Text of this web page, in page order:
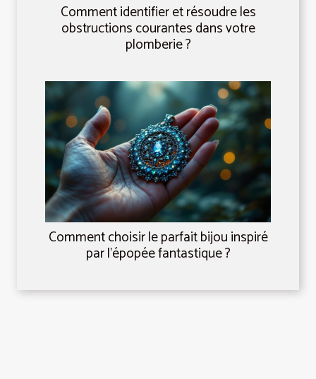
Comment identifier et résoudre les
obstructions courantes dans votre
plomberie ?
Comment choisir le parfait bijou inspiré
par l'épopée fantastique ?